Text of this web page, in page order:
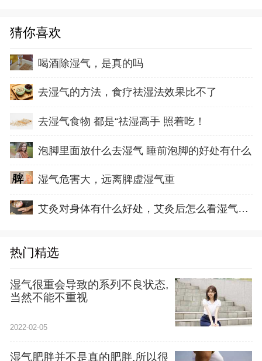
猜你喜欢
喝酒除湿气，是真的吗
去湿气的方法，食疗祛湿法效果比不了
去湿气食物 都是“祛湿高手 照着吃！
泡脚里面放什么去湿气 睡前泡脚的好处有什么
湿气危害大，远离脾虚湿气重
艾灸对身体有什么好处，艾灸后怎么看湿气排出
热门精选
湿气很重会导致的系列不良状态,
当然不能不重视
2022-02-05
湿气肥胖并不是真的肥胖,所以很